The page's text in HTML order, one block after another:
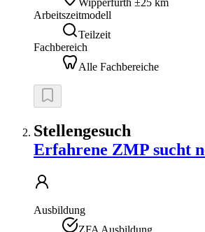
Arbeitszeitmodell
Teilzeit
Fachbereich
Alle Fachbereiche
Stellengesuch
Erfahrene ZMP sucht
Ausbildung
ZFA Ausbildung